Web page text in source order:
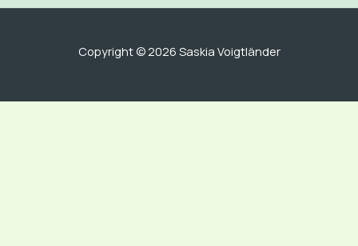
Copyright © 2026 Saskia Voigtländer